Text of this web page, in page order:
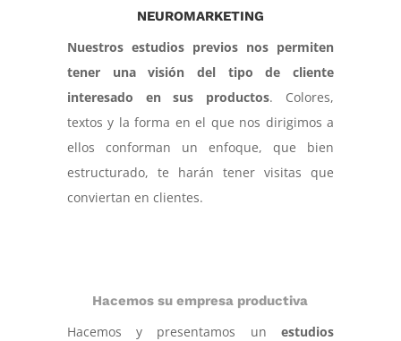
NEUROMARKETING
Nuestros estudios previos nos permiten
tener una visión del tipo de cliente
interesado en sus productos. Colores,
textos y la forma en el que nos dirigimos a
ellos conforman un enfoque, que bien
estructurado, te harán tener visitas que
conviertan en clientes.
Hacemos su empresa productiva
Hacemos y presentamos unestudios